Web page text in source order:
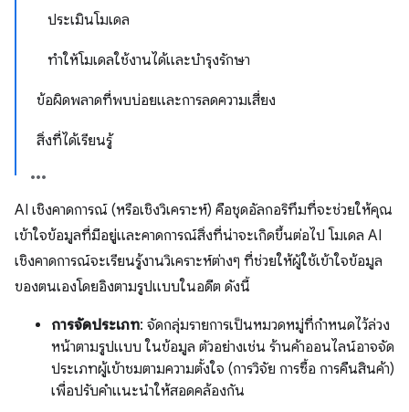
ประเมินโมเดล
ทำให้โมเดลใช้งานได้และบำรุงรักษา
ข้อผิดพลาดที่พบบ่อยและการลดความเสี่ยง
สิ่งที่ได้เรียนรู้
AI เชิงคาดการณ์ (หรือเชิงวิเคราะห์) คือชุดอัลกอริทึมที่จะช่วยให้คุณ
เข้าใจข้อมูลที่มีอยู่และคาดการณ์สิ่งที่น่าจะเกิดขึ้นต่อไป โมเดล AI
เชิงคาดการณ์จะเรียนรู้งานวิเคราะห์ต่างๆ ที่ช่วยให้ผู้ใช้เข้าใจข้อมูล
ของตนเองโดยอิงตามรูปแบบในอดีต ดังนี้
การจัดประเภท: จัดกลุ่มรายการเป็นหมวดหมู่ที่กำหนดไว้ล่วง
หน้าตามรูปแบบ ในข้อมูล ตัวอย่างเช่น ร้านค้าออนไลน์อาจจัด
ประเภทผู้เข้าชมตามความตั้งใจ (การวิจัย การซื้อ การคืนสินค้า)
เพื่อปรับคำแนะนำให้สอดคล้องกัน